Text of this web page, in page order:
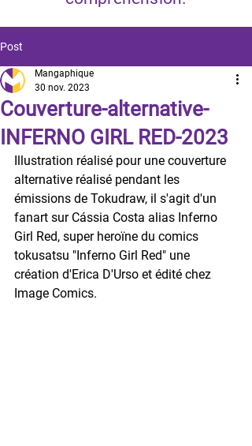
Post
Couverture-alternative-
INFERNO GIRL RED-2023
Mangaphique
30 nov. 2023
Illustration réalisé pour une couverture
alternative réalisé pendant les
émissions de Tokudraw, il s'agit d'un
fanart sur Cássia Costa alias Inferno
Girl Red, super heroïne du comics
tokusatsu "Inferno Girl Red" une
création d'Erica D'Urso et édité chez
Image Comics.